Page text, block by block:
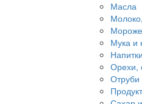
Масла
Мука и
Напитки
Орехи,
Отруби